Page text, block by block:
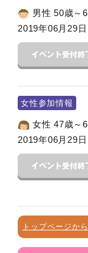
男性 50歳～
2019年06月29
女性参加情報
女性 47歳～
2019年06月29
トップページか